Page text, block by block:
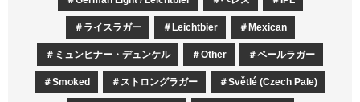
ライスラガー Leichtbier Mexican
ミュンヒナー・デュンケル Other ペールラガー
Smoked ストロングラガー Světlé (Czech Pale)